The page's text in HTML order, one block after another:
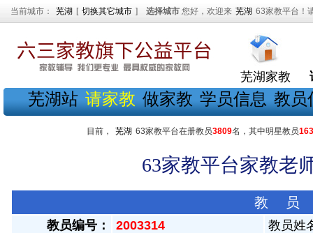
当前城市： 芜湖 [ 切换其它城市 ] 选择城市 您好，欢迎来 芜湖 63家教平台！
芜湖家教
芜湖站 请家教 做家教 学员信息 教员
目前， 芜湖 63家教平台在册教员3809名，其中明星教员163
63家教平台家教老
教 员
教员编号： 2003314 教员姓